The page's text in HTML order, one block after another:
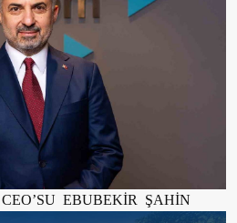
EBUBEKİR ŞAHİN